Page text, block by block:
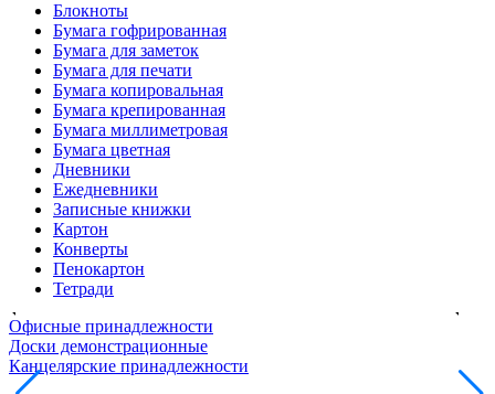
Блокноты
Бумага гофрированная
Бумага для заметок
Бумага для печати
Бумага копировальная
Бумага крепированная
Бумага миллиметровая
Бумага цветная
Дневники
Ежедневники
Записные книжки
Картон
Конверты
Пенокартон
Тетради
Офисные принадлежности
Доски демонстрационные
Канцелярские принадлежности